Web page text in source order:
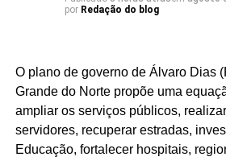
por Redação do blog
O plano de governo de Álvaro Dias
Grande do Norte propõe uma
ampliar os serviços públicos,
servidores, recuperar estradas,
Educação, fortalecer hospitais,